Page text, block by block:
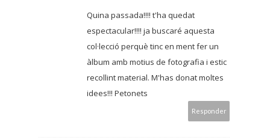
Quina passada!!!! t'ha quedat
espectacular!!!! ja buscaré aquesta
col·lecció perquè tinc en ment fer un
àlbum amb motius de fotografia i estic
recollint material. M'has donat moltes
idees!!! Petonets
Responder